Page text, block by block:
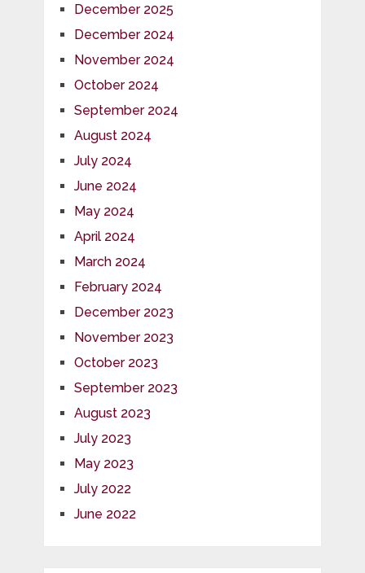
December 2025
December 2024
November 2024
October 2024
September 2024
August 2024
July 2024
June 2024
May 2024
April 2024
March 2024
February 2024
December 2023
November 2023
October 2023
September 2023
August 2023
July 2023
May 2023
July 2022
June 2022